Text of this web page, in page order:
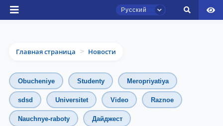
Русский
Главная страница > Новости
Obucheniye Studenty Meropriyatiya
sdsd Universitet Video Raznoe
Nauchnye-raboty Дайджест
Чат приёмной комиссии ТГЮУ